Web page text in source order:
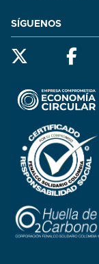
SÍGUENOS